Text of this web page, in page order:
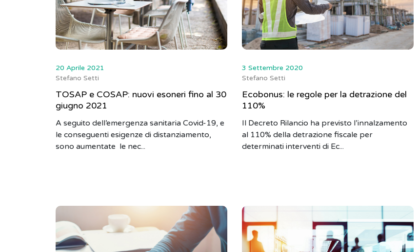
20 Aprile 2021
Stefano Setti
TOSAP e COSAP: nuovi esoneri fino al 30
giugno 2021
A seguito dell’emergenza sanitaria Covid-19, e
le conseguenti esigenze di distanziamento,
sono aumentate le nec...
3 Settembre 2020
Stefano Setti
Ecobonus: le regole per la detrazione del
110%
Il Decreto Rilancio ha previsto l’innalzamento
al 110% della detrazione fiscale per
determinati interventi di Ec...